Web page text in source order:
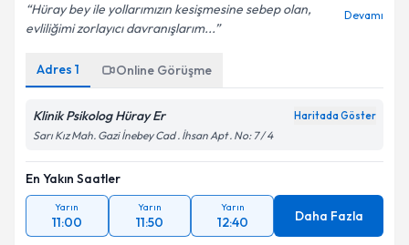
Hüray bey ile yollarımızın kesişmesine sebep olan,
evliliğimi zorlayıcı davranışlarım...
Devamı
Adres 1 Online Görüşme
Klinik Psikolog Hüray Er Haritada Göster
Sarı Kız Mah. Gazi İnebey Cad . İhsan Apt . No: 7 / 4
En Yakın Saatler
Yarın
11:00
Yarın
11:50
Yarın
12:40 Daha Fazla